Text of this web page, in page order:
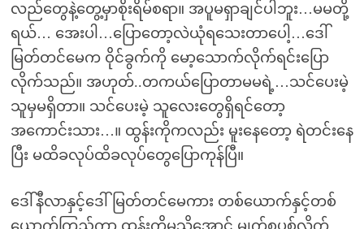
လည်တွေနဲ့တွေ့မှာစိုးရိမ်စရာ။ အပူမရှာချင်ပါဘူး…မမတို့
ရယ်… အေးပါ…ပြောတော့လဲယုံရသေးတာပေါ့…ဒေါ်
မြတ်တင်မေက ဝိုင်ခွက်ကို မော့သောက်လိုက်ရင်းပြော
လိုက်သည်။ အဟုတ်..တကယ်ပြောတာမမရဲ့…သင်ပေးမဲ့
သူမှမရှိတာ။ သင်ပေးမဲ့ သူလေးတွေရှိရင်တော့
အကောင်းသား…။ ထွန်းကိုကလည်း မူးနေတော့ ရဲတင်းနေ
ပြီး မထိခလုပ်ထိခလုပ်တွေပြောကုန်ပြီ။
ဒေါ်နီလာနှင့်ဒေါ်မြတ်တင်မေကား တစ်ယောက်နှင့်တစ်
ယောက်ကြည့်ကာ ထွန်းကိုမသိအောင် မျက်စပစ်လိုက်